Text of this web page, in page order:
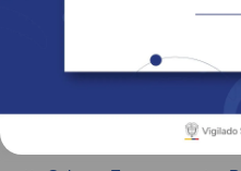
Revista Fácil Vivir
Sedes